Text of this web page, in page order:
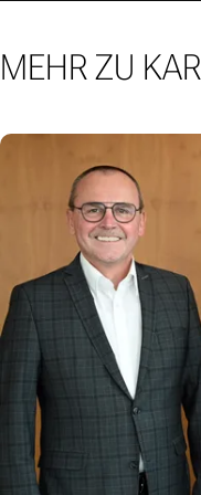
MEHR ZU